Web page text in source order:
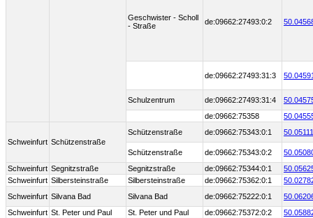
Geschwister - Scholl
- Straße
de:09662:27493:0:2
de:09662:27493:31:3
Schulzentrum de:09662:27493:31:4
de:09662:75358
Schweinfurt Schützenstraße
Schützenstraße de:09662:75343:0:1
Schützenstraße de:09662:75343:0:2
Schweinfurt Segnitzstraße Segnitzstraße de:09662:75344:0:1
Schweinfurt Silbersteinstraße Silbersteinstraße de:09662:75362:0:1
Schweinfurt Silvana Bad Silvana Bad de:09662:75222:0:1
Schweinfurt St. Peter und Paul St. Peter und Paul de:09662:75372:0:2